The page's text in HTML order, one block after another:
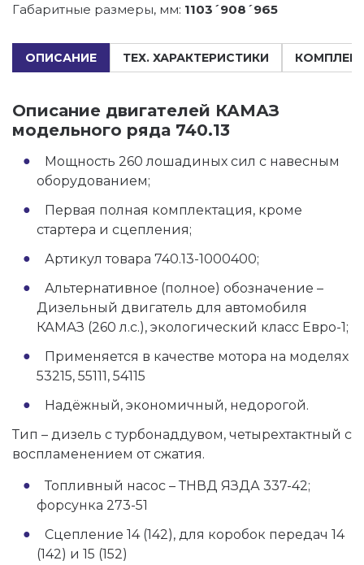
Габаритные размеры, мм: 1103´908´965
ОПИСАНИЕ ТЕХ. ХАРАКТЕРИСТИКИ
Описание двигателей КАМАЗ
модельного ряда 740.13
Мощность 260 лошадиных сил с навесным
оборудованием;
Первая полная комплектация, кроме
стартера и сцепления;
Артикул товара 740.13-1000400;
Альтернативное (полное) обозначение –
Дизельный двигатель для автомобиля
КАМАЗ (260 л.с.), экологический класс Евро-1;
Применяется в качестве мотора на моделях
53215, 55111, 54115
Надёжный, экономичный, недорогой.
Тип – дизель с турбонаддувом, четырехтактный с
воспламенением от сжатия.
Топливный насос – ТНВД ЯЗДА 337-42;
форсунка 273-51
Сцепление 14 (142), для коробок передач 14
(142) и 15 (152)